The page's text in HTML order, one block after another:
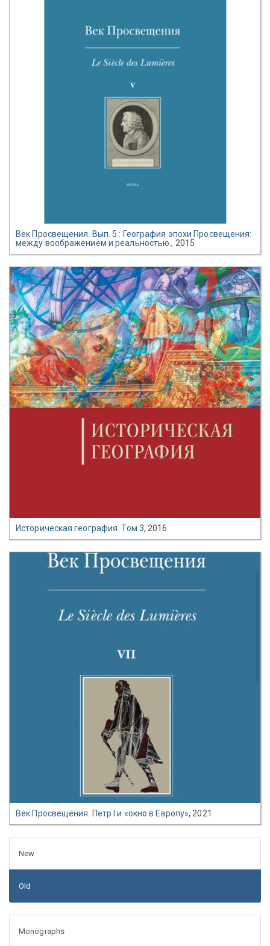
Век Просвещения. Вып. 5 : География эпохи Просвещения:
между воображением и реальностью., 2015
Историческая география. Том 3, 2016
Век Просвещения. Петр I и «окно в Европу», 2021
New
Old
Monographs